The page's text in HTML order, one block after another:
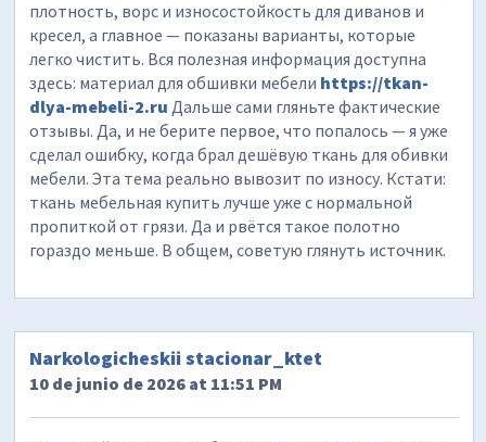
плотность, ворс и износостойкость для диванов и
кресел, а главное — показаны варианты, которые
легко чистить. Вся полезная информация доступна
здесь: материал для обшивки мебели https://tkan-
dlya-mebeli-2.ru Дальше сами гляньте фактические
отзывы. Да, и не берите первое, что попалось — я уже
сделал ошибку, когда брал дешёвую ткань для обивки
мебели. Эта тема реально вывозит по износу. Кстати:
ткань мебельная купить лучше уже с нормальной
пропиткой от грязи. Да и рвётся такое полотно
гораздо меньше. В общем, советую глянуть источник.
Narkologicheskii stacionar_ktet
10 de junio de 2026 at 11:51 PM